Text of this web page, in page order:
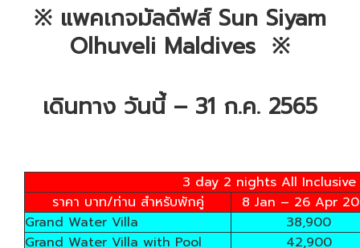
※ แพคเกจมัลดีฟส์ Sun Siyam
Olhuveli Maldives ※
เดินทาง วันนี้ – 31 ก.ค. 2565
3 day 2 nights All
ราคา บาท/ท่าน สำหรับพักคู่
8 Jan – 26 Apr
Grand Water Villa
38,900
Grand Water Villa with Pool
42,900